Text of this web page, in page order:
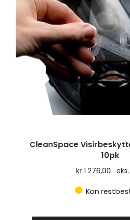
CleanSpace
10pk
kr 1 276,00
Kan